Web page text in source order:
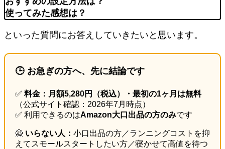
使ってみた感想は？
といった質問にお答えしていきたいと思います。
🕒 お急ぎの方へ、先に結論です
✅ 料金：月額5,280円（税込）・最初の1ヶ月は無料
（公式サイト確認：2026年7月時点）
✅ 利用できるのはAmazon大口出品の方のみです
🙅 いらない人： 小口出品の方／ランニングコストを抑
えてスモールスタートしたい方／寝かせて高値を待つ